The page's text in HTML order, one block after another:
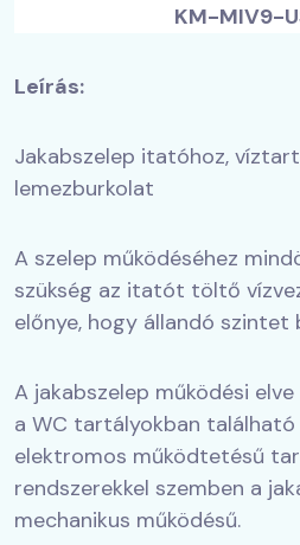
KM-MIV9-
Leírás:
Jakabszelep itatóhoz,
lemezburkolat
A szelep működéséhez
szükség az itatót töltő
előnye, hogy állandó szintet
A jakabszelep működési
a WC tartályokban található
elektromos működtetésű
rendszerekkel szemben a
mechanikus működésű.